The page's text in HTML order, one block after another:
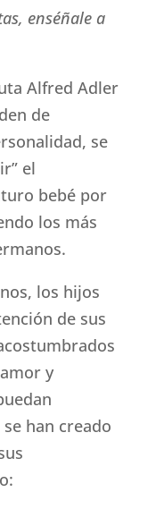
enséñale a
Alfred Adler
de
se
el
bebé por
los más
los hijos
de sus
y
han creado